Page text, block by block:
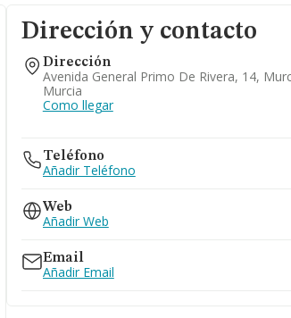
Dirección y contacto
Dirección
Avenida General Primo De Rivera, 14,
Murcia
Como llegar
Teléfono
Añadir Teléfono
Web
Añadir Web
Email
Añadir Email